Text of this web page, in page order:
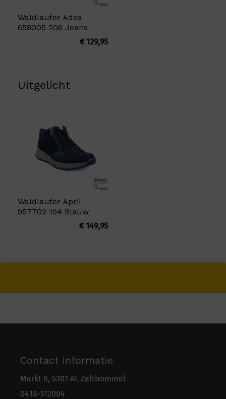
Waldlaufer Adea
658005 206 Jeans
€129,95
Uitgelicht
Waldlaufer April
957702 194 Blauw
€149,95
Contact informatie
Markt 8, 5301 AL Zaltbommel
0418-512004